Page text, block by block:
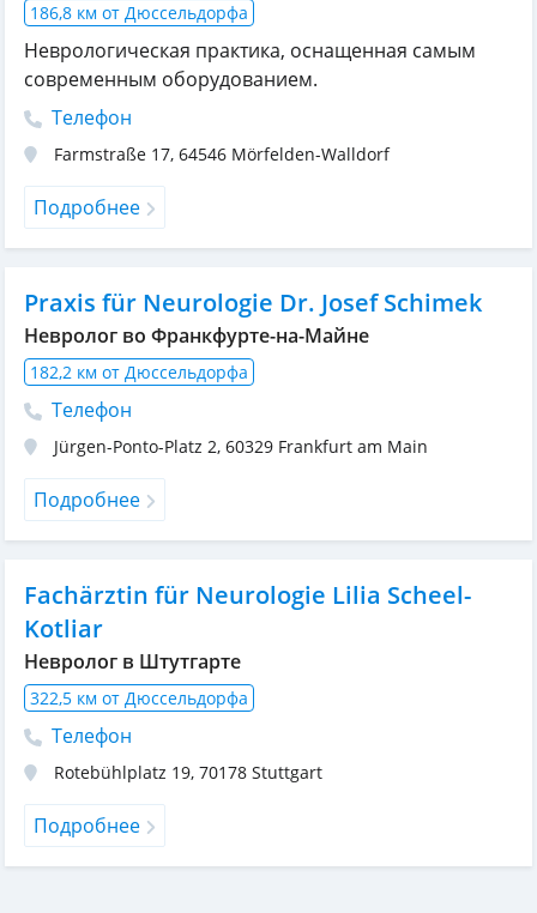
186,8 км от Дюссельдорфа
Неврологическая практика, оснащенная самым
современным оборудованием.
Телефон
Farmstraße 17, 64546 Mörfelden-Walldorf
Подробнее
Praxis für Neurologie Dr. Josef Schimek
Невролог во Франкфурте-на-Майне
182,2 км от Дюссельдорфа
Телефон
Jürgen-Ponto-Platz 2, 60329 Frankfurt am Main
Подробнее
Fachärztin für Neurologie Lilia Scheel-
Kotliar
Невролог в Штутгарте
322,5 км от Дюссельдорфа
Телефон
Rotebühlplatz 19, 70178 Stuttgart
Подробнее